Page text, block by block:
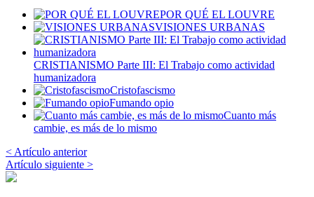
POR QUÉ EL LOUVRE
VISIONES URBANAS
CRISTIANISMO Parte III: El Trabajo como actividad
humanizadora
Cristofascismo
Fumando opio
Cuanto más
cambie, es más de lo mismo
< Artículo anterior
Artículo siguiente >